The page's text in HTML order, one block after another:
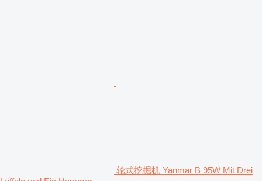
轮式挖掘机 Yanmar B 95W Mit Drei